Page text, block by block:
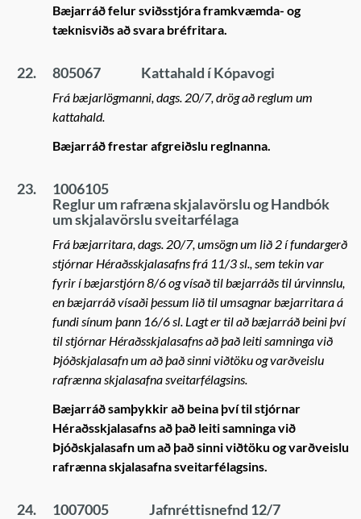
Bæjarráð felur sviðsstjóra framkvæmda- og
tæknisviðs að svara bréfritara.
22. 805067 Kattahald í Kópavogi
Frá bæjarlögmanni, dags. 20/7, drög að reglum um
kattahald.
Bæjarráð frestar afgreiðslu reglnanna.
23.
1006105
Reglur um rafræna skjalavörslu og Handbók
um skjalavörslu sveitarfélaga
Frá bæjarritara, dags. 20/7, umsögn um lið 2 í fundargerð
stjórnar Héraðsskjalasafns frá 11/3 sl., sem tekin var
fyrir í bæjarstjórn 8/6 og vísað til bæjarráðs til úrvinnslu,
en bæjarráð vísaði þessum lið til umsagnar bæjarritara á
fundi sínum þann 16/6 sl. Lagt er til að bæjarráð beini því
til stjórnar Héraðsskjalasafns að það leiti samninga við
Þjóðskjalasafn um að það sinni viðtöku og varðveislu
rafrænna skjalasafna sveitarfélagsins.
Bæjarráð samþykkir að beina því til stjórnar
Héraðsskjalasafns að það leiti samninga við
Þjóðskjalasafn um að það sinni viðtöku og varðveislu
rafrænna skjalasafna sveitarfélagsins.
24. 1007005 Jafnréttisnefnd 12/7